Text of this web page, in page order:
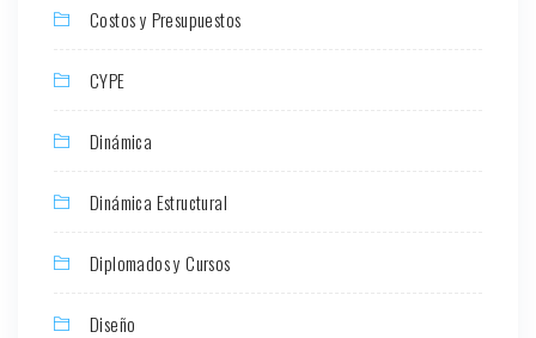
Costos y Presupuestos
CYPE
Dinámica
Dinámica Estructural
Diplomados y Cursos
Diseño